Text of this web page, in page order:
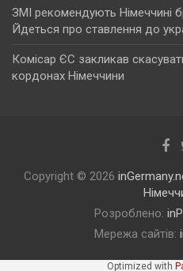
ЗМІ рекомендують Німеччині
Йдеться про ставлення до
Комісар ЄС закликав
кордонах Німеччини
Copyright © 2026
Розроблено:
Мережа сайтів:
Optimized with